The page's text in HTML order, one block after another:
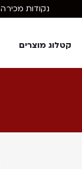
קטלוג מוצרים
נקודות מכירה